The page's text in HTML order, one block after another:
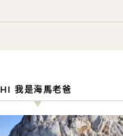
HI 我是海馬老爸